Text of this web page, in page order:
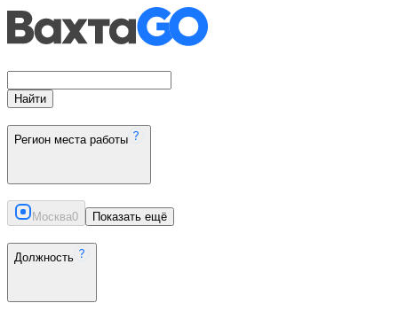
Найти
Регион места работы
Москва0 Показать ещё
Должность